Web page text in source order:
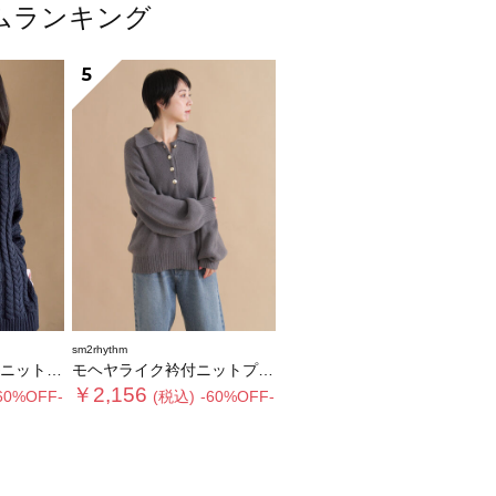
ランキング
ーバー
5
sm2rhythm
モヘヤライク衿付ニットプルオーバー
￥2,156 (税込) -60%OFF-